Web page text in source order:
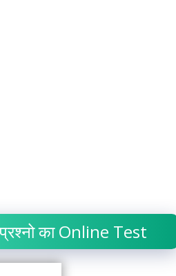
का Online Test